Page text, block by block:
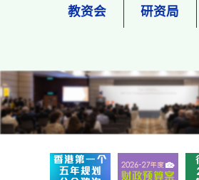
教资会 研资局